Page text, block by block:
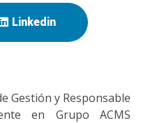
Linkedin
Gestión y Responsable
en Grupo ACMS